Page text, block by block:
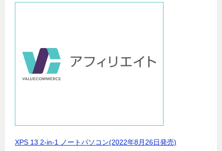
XPS 13 2-in-1 ノートパソコン(2022年8月26日発売)